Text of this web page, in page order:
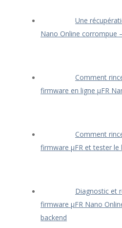
Une
Nano Online corrompue
Comment
firmware en ligne μFR
Comment
firmware μFR et tester le
Diagnostic et
firmware μFR Nano
backend